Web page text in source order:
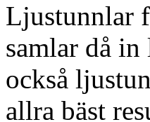
Ljustunnlar
samlar då
också
allra bäst